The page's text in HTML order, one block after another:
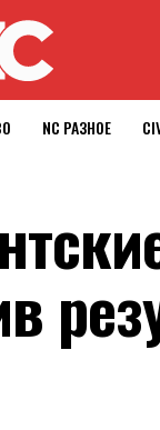
NC РАЗНОЕ